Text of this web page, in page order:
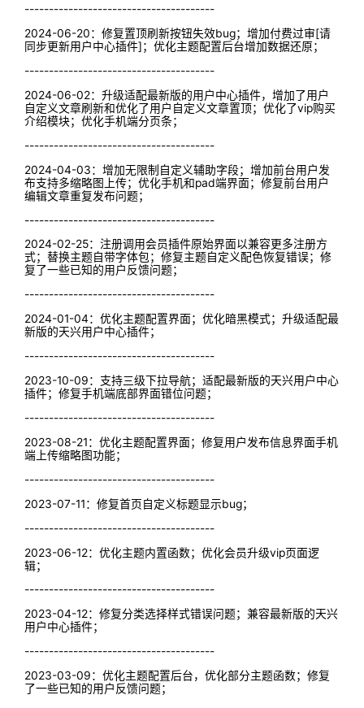
---------------------------------------
2024-06-20：修复置顶刷新按钮失效bug；增加付费过审[请
同步更新用户中心插件]；优化主题配置后台增加数据还原；
---------------------------------------
2024-06-02：升级适配最新版的用户中心插件，增加了用户
自定义文章刷新和优化了用户自定义文章置顶；优化了vip购买
介绍模块；优化手机端分页条；
---------------------------------------
2024-04-03：增加无限制自定义辅助字段；增加前台用户发
布支持多缩略图上传；优化手机和pad端界面；修复前台用户
编辑文章重复发布问题；
---------------------------------------
2024-02-25：注册调用会员插件原始界面以兼容更多注册方
式；替换主题自带字体包；修复主题自定义配色恢复错误；修
复了一些已知的用户反馈问题；
---------------------------------------
2024-01-04：优化主题配置界面；优化暗黑模式；升级适配最
新版的天兴用户中心插件；
---------------------------------------
2023-10-09：支持三级下拉导航；适配最新版的天兴用户中心
插件；修复手机端底部界面错位问题；
---------------------------------------
2023-08-21：优化主题配置界面；修复用户发布信息界面手机
端上传缩略图功能；
---------------------------------------
2023-07-11：修复首页自定义标题显示bug；
---------------------------------------
2023-06-12：优化主题内置函数；优化会员升级vip页面逻
辑；
---------------------------------------
2023-04-12：修复分类选择样式错误问题；兼容最新版的天兴
用户中心插件；
---------------------------------------
2023-03-09：优化主题配置后台，优化部分主题函数；修复
了一些已知的用户反馈问题；